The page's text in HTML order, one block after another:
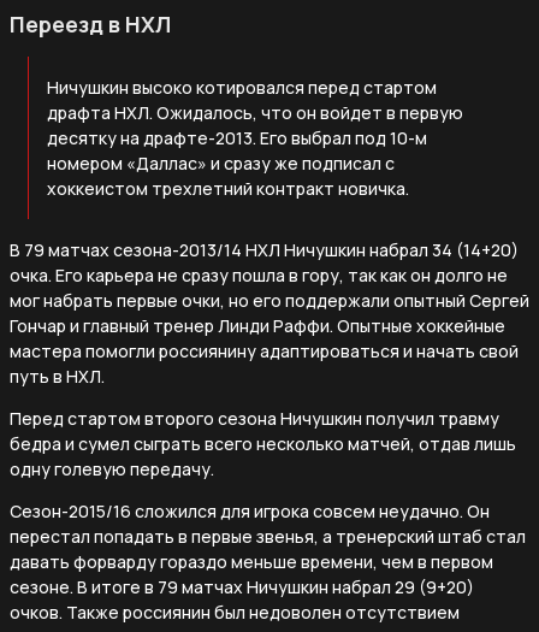
Переезд в НХЛ
Ничушкин высоко котировался перед стартом
драфта НХЛ. Ожидалось, что он войдет в первую
десятку на драфте-2013. Его выбрал под 10-м
номером «Даллас» и сразу же подписал с
хоккеистом трехлетний контракт новичка.
В 79 матчах сезона-2013/14 НХЛ Ничушкин набрал 34 (14+20)
очка. Его карьера не сразу пошла в гору, так как он долго не
мог набрать первые очки, но его поддержали опытный Сергей
Гончар и главный тренер Линди Раффи. Опытные хоккейные
мастера помогли россиянину адаптироваться и начать свой
путь в НХЛ.
Перед стартом второго сезона Ничушкин получил травму
бедра и сумел сыграть всего несколько матчей, отдав лишь
одну голевую передачу.
Сезон-2015/16 сложился для игрока совсем неудачно. Он
перестал попадать в первые звенья, а тренерский штаб стал
давать форварду гораздо меньше времени, чем в первом
сезоне. В итоге в 79 матчах Ничушкин набрал 29 (9+20)
очков. Также россиянин был недоволен отсутствием